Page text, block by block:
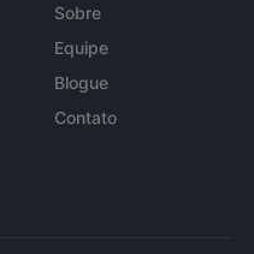
Sobre
Equipe
Blogue
Contato